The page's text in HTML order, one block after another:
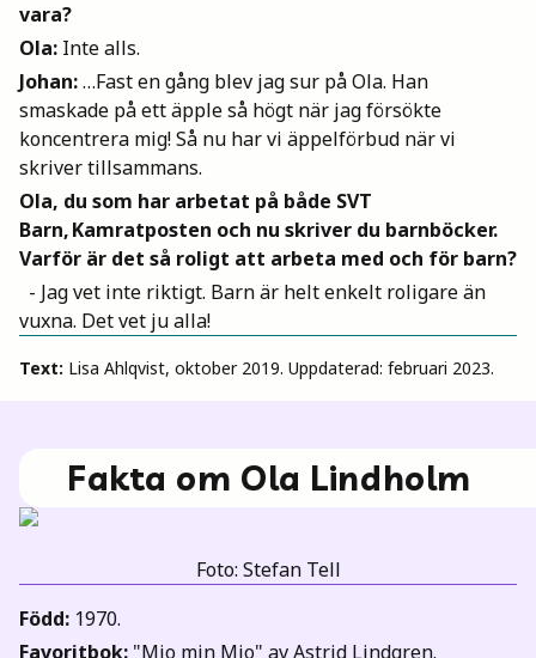
vara?
Ola: Inte alls.
Johan:…Fast en gång blev jag sur på Ola. Han
smaskade på ett äpple så högt när jag försökte
koncentrera mig! Så nu har vi äppelförbud när vi
skriver tillsammans.
Ola, du som har arbetat på både SVT
Barn, Kamratposten och nu skriver du barnböcker.
Varför är det så roligt att arbeta med och för barn?
- Jag vet inte riktigt. Barn är helt enkelt roligare än
vuxna. Det vet ju alla!
Text: Lisa Ahlqvist, oktober 2019. Uppdaterad: februari 2023.
Fakta om Ola Lindholm
Foto: Stefan Tell
Född: 1970.
Favoritbok: "Mio min Mio" av Astrid Lindgren.